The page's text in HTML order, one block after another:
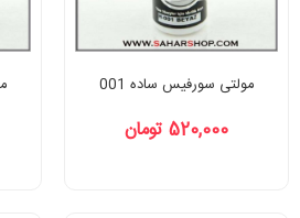
مولتی سورفیس ساده 001
520,000 تومان